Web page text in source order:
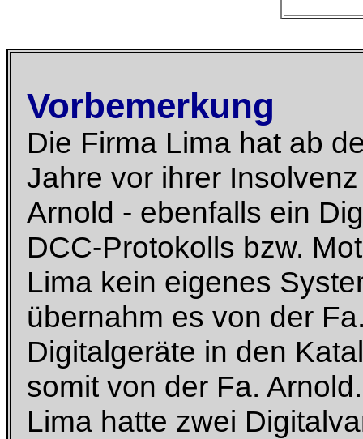
Vorbemerkung
Die Firma Lima hat ab
Jahre vor ihrer
Arnold - ebenfalls ein
DCC-Protokolls bzw.
Lima kein eigenes
übernahm es von der
Digitalgeräte in den
somit von der Fa. Arnold.
Lima hatte zwei